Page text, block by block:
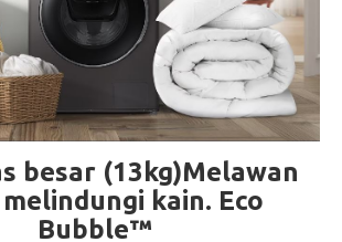
besar (13kg)Melawan
kain. Eco
Bubble™